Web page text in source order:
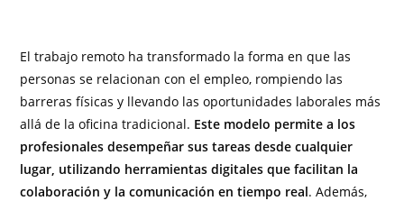
El trabajo remoto ha transformado la forma en que las
personas se relacionan con el empleo, rompiendo las
barreras físicas y llevando las oportunidades laborales más
allá de la oficina tradicional. Este modelo permite a los
profesionales desempeñar sus tareas desde cualquier
lugar, utilizando herramientas digitales que facilitan la
colaboración y la comunicación en tiempo real. Además,